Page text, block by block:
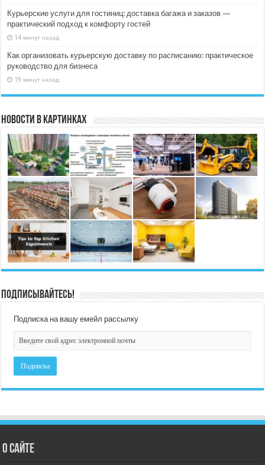
Курьерские услуги для гостиниц: доставка багажа и заказов —
практический подход к комфорту гостей
14 минут назад
Как организовать курьерскую доставку по расписанию: практическое
руководство для бизнеса
19 минут назад
Новости в картинках
Подписывайтесь!
Подписка на вашу емейл рассылку
О сайте